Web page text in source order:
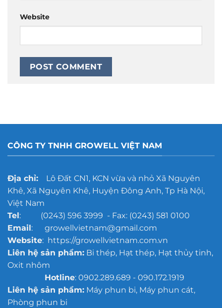
Website
CÔNG TY TNHH GROWELL VIỆT NAM
Địa chỉ:Lô Đất CN1, KCN vừa và nhỏ Xã Nguyên
Khê, Xã Nguyên Khê, Huyện Đông Anh, Tp Hà Nội,
Việt Nam
Tel: (0243) 596 3999 - Fax: (0243) 581 0100
Email: growellvietnam@gmail.com
Website: https://growellvietnam.com.vn
Liên hệ sản phẩm:Bi thép, Hạt thép, Hạt thủy tinh,
Oxit nhôm
Hotline: 0902.289.689 - 090.172.1919
Liên hệ sản phẩm:Máy phun bi, Máy phun cát,
Phòng phun bi